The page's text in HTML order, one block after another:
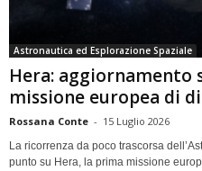
Astronautica ed Esplorazione Spaziale
Hera: aggiornamento
missione europea di
Rossana Conte - 15 Luglio 2026
La ricorrenza da poco trascorsa
punto su Hera, la prima missione